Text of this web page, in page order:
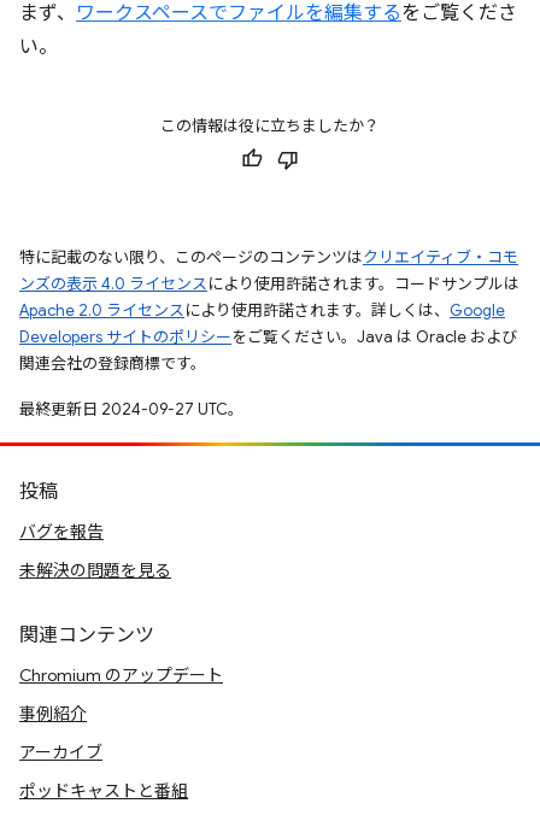
まず、 ワークスペースでファイルを編集するをご覧くださ
い。
この情報は役に立ちましたか？
特に記載のない限り、このページのコンテンツはクリエイティブ・コモ
ンズの表示 4.0 ライセンスにより使用許諾されます。コードサンプルは
Apache 2.0 ライセンスにより使用許諾されます。詳しくは、 Google
Developers サイトのポリシーをご覧ください。Java は Oracle および
関連会社の登録商標です。
最終更新日 2024-09-27 UTC。
投稿
バグを報告
未解決の問題を見る
関連コンテンツ
Chromium のアップデート
事例紹介
アーカイブ
ポッドキャストと番組